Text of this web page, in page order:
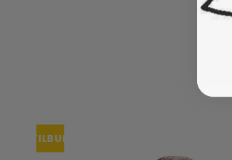
TILBUD